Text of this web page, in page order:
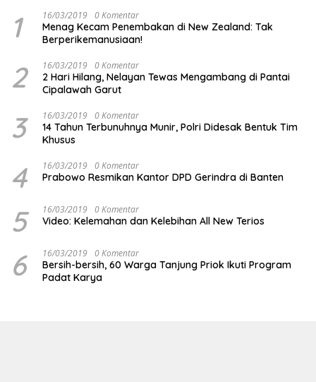
1 16/03/2019 0 Komentar
Menag Kecam Penembakan di New Zealand: Tak
Berperikemanusiaan!
2 16/03/2019 0 Komentar
2 Hari Hilang, Nelayan Tewas Mengambang di Pantai
Cipalawah Garut
3 16/03/2019 0 Komentar
14 Tahun Terbunuhnya Munir, Polri Didesak Bentuk Tim
Khusus
4 16/03/2019 0 Komentar
Prabowo Resmikan Kantor DPD Gerindra di Banten
5 16/03/2019 0 Komentar
Video: Kelemahan dan Kelebihan All New Terios
6 16/03/2019 0 Komentar
Bersih-bersih, 60 Warga Tanjung Priok Ikuti Program
Padat Karya